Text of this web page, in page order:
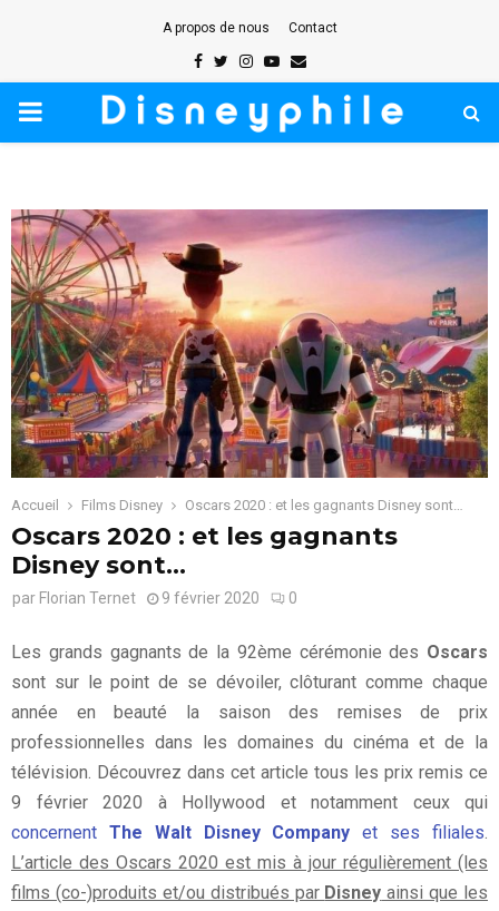
A propos de nous Contact
Facebook
TwitterInstagram
Youtube
Email
PRIMARY
Accueil Films Disney Oscars 2020 : et les gagnants Disney sont…
Oscars 2020 : et les gagnants
Disney sont…
par Florian Ternet 9 février 2020 0
Les grands gagnants de la 92ème cérémonie des Oscars
sont sur le point de se dévoiler, clôturant comme chaque
année en beauté la saison des remises de prix
professionnelles dans les domaines du cinéma et de la
télévision. Découvrez dans cet article tous les prix remis ce
9 février 2020 à Hollywood et notamment ceux qui
concernent The Walt Disney Company et ses filiales.
L’article des Oscars 2020 est mis à jour régulièrement (les
films (co-)produits et/ou distribués par Disney ainsi que les